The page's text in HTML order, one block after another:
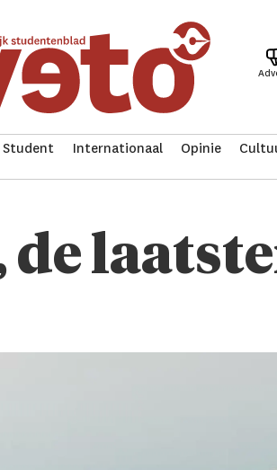
Student Internationaal Opinie
de